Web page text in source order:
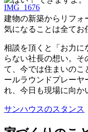
IMG_1676
建物の新築からリフォ
気になることは全てお
相談を頂くと「お力に
らない社長の想い。
て、今では住まいのこ
ールラウンドプレーヤ
れ、今日も現場に向か
サンハウスのスタンス